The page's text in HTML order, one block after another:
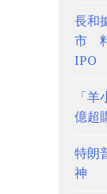
長和
市
IPO
「
億超
特朗
神